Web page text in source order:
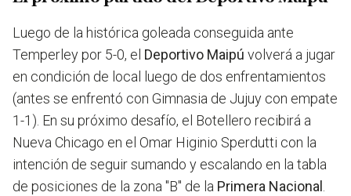
Luego de la histórica goleada conseguida ante
Temperley por 5-0, el Deportivo Maipú volverá a jugar
en condición de local luego de dos enfrentamientos
(antes se enfrentó con Gimnasia de Jujuy con empate
1-1). En su próximo desafío, el Botellero recibirá a
Nueva Chicago en el Omar Higinio Sperdutti con la
intención de seguir sumando y escalando en la tabla
de posiciones de la zona "B" de la Primera Nacional